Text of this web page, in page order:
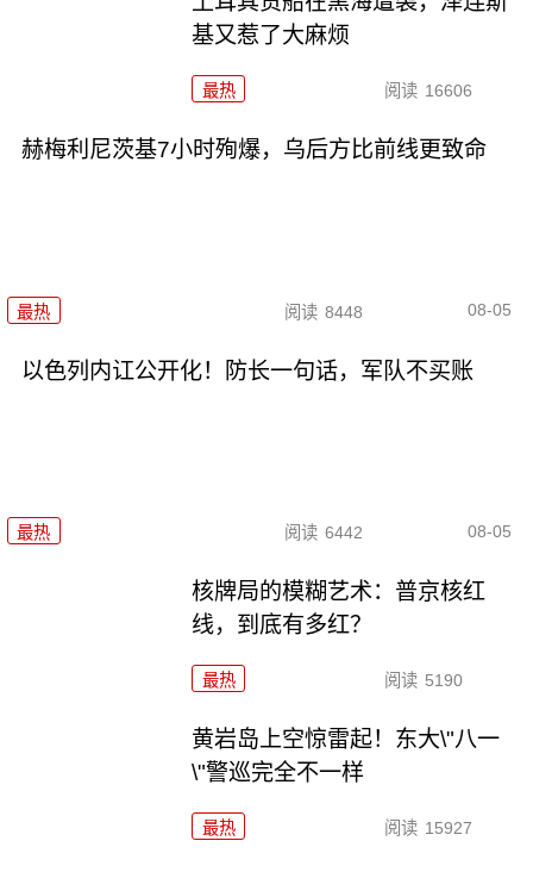
基又惹了大麻烦
最热 阅读 16606
赫梅利尼茨基7小时殉爆，乌后方比前线更致命
最热 阅读 8448 08-05
以色列内讧公开化！防长一句话，军队不买账
最热 阅读 6442 08-05
核牌局的模糊艺术：普京核红
线，到底有多红？
最热 阅读 5190
黄岩岛上空惊雷起！东大\"八一
\"警巡完全不一样
最热 阅读 15927